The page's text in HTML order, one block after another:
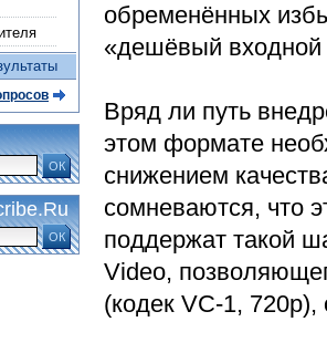
обременённых
«дешёвый входной
Вряд ли путь
этом формате
снижением
сомневаются, что
поддержат такой
Video,
(кодек VC-1, 720p),
ОК
ОК